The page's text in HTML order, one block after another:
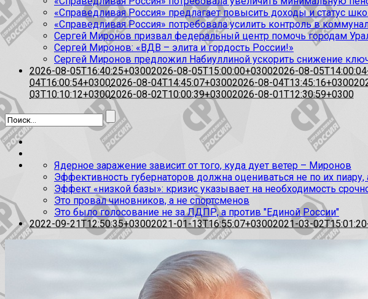
«Справедливая Россия» предлагает повысить доходы и статус
«Справедливая Россия» потребовала усилить контроль в
Сергей Миронов призвал федеральный центр помочь городам
Сергей Миронов: «ВДВ – элита и гордость России!»
Сергей Миронов предложил Набиуллиной ускорить снижение
2026-08-05T16:40:25+03002026-08-05T15:00:00+03002026-08-
04T16:00:54+03002026-08-04T14:45:07+03002026-08-04T13:45:16+0300
03T10:10:12+03002026-08-02T10:00:39+03002026-08-01T12:30:59+0300
Ядерное заражение зависит от того, куда дует ветер – Миронов
Эффективность губернаторов должна оцениваться не по их
Эффект «низкой базы»: кризис указывает на необходимость
Это провал чиновников, а не спортсменов
Это было голосование не за ЛДПР, а против "Единой России"
2022-09-21T12:50:35+03002021-01-13T16:55:07+03002021-03-